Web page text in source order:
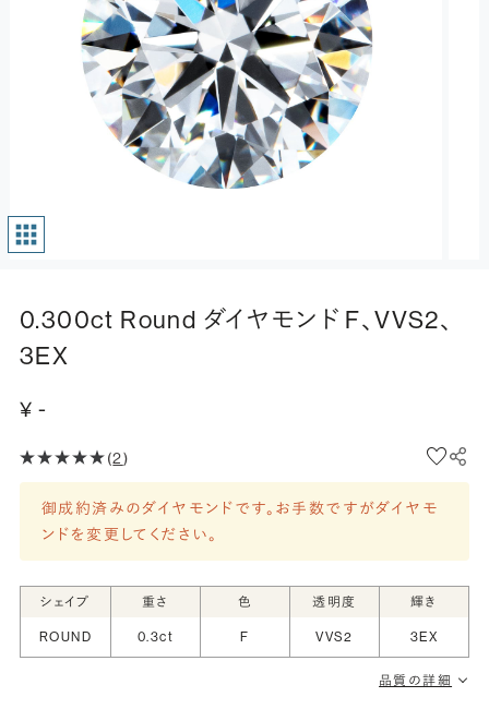
0.300ct Round ダイヤモンド F、VVS2、
3EX
¥ -
(2)
御成約済みのダイヤモンドです。お手数ですがダイヤモ
ンドを変更してください。
シェイプ 重さ 色 透明度 輝き
ROUND 0.3ct F VVS2 3EX
品質の詳細